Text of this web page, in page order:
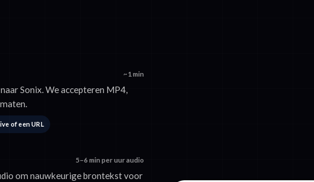
~1 min
Sonix. We accepteren MP4,
of een URL
5–6 min per uur audio
om nauwkeurige brontekst voor